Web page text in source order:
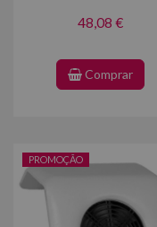
48,08 €
Comprar
PROMOÇÃO